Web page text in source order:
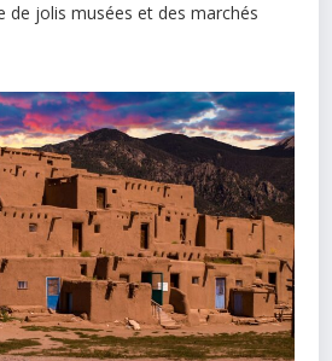
de jolis musées et des marchés